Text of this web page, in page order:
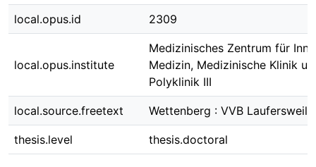
local.opus.id 2309
local.opus.institute
Medizinisches Zentrum für
Medizin, Medizinische Klinik
Polyklinik III
local.source.freetext Wettenberg : VVB
thesis.level thesis.doctoral